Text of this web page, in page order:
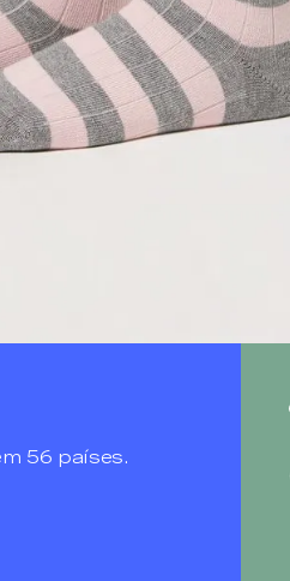
56 países.